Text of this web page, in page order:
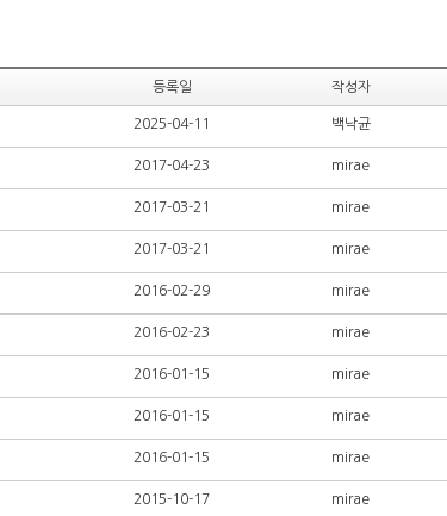
등록일 작성자
2025-04-11 백낙균
2017-04-23 mirae
2017-03-21 mirae
2017-03-21 mirae
2016-02-29 mirae
2016-02-23 mirae
2016-01-15 mirae
2016-01-15 mirae
2016-01-15 mirae
2015-10-17 mirae